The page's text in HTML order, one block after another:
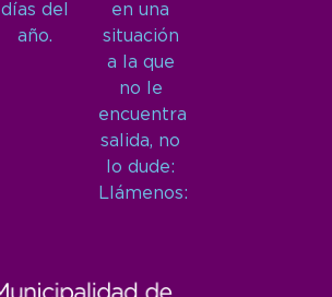
días del
año.
en una
situación
a la que
no le
encuentra
salida, no
lo dude:
Llámenos: